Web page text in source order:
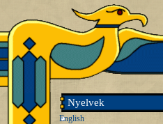
Nyelvek
English